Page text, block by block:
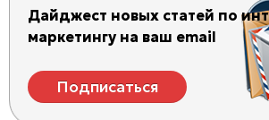
Дайджест новых статей по
маркетингу на ваш email
Подписаться